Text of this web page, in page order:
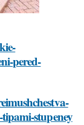
pered-
stupeney